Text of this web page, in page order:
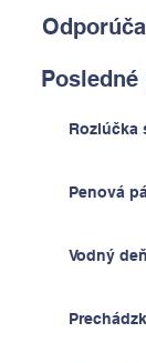
Rozlúčka
Penová
Vodný